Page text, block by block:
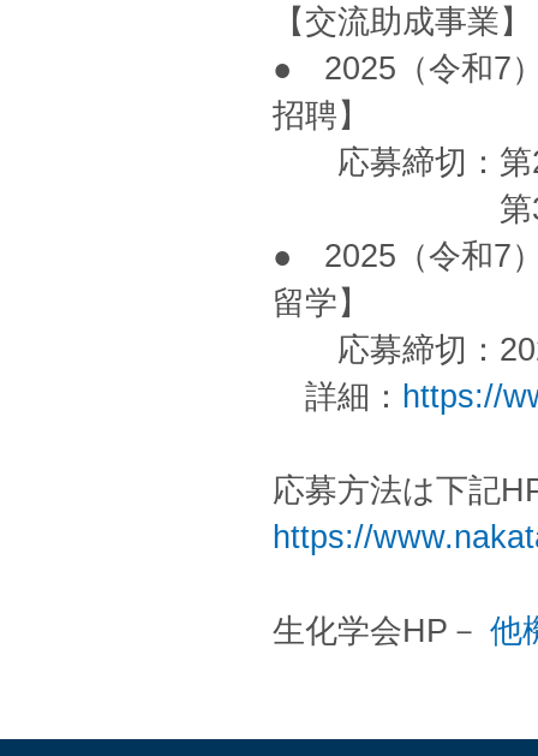
【交流助成事業】
● 2025（令和7
招聘】
応募締切：第
第3回
● 2025（令和7
留学】
応募締切：
詳細： https://
応募方法は下記
https://
生化学会HP－ 他